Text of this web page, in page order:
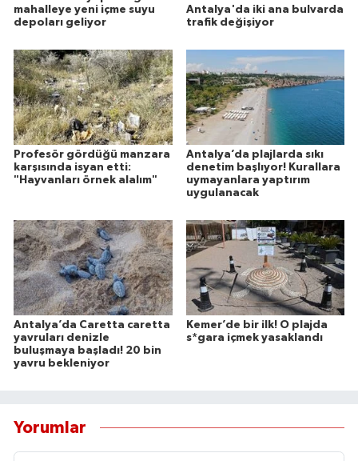
mahalleye yeni içme suyu
depoları geliyor
Antalya'da iki ana bulvarda
trafik değişiyor
Profesör gördüğü manzara
karşısında isyan etti:
"Hayvanları örnek alalım"
Antalya’da plajlarda sıkı
denetim başlıyor! Kurallara
uymayanlara yaptırım
uygulanacak
Antalya’da Caretta caretta
yavruları denizle
buluşmaya başladı! 20 bin
yavru bekleniyor
Kemer’de bir ilk! O plajda
s*gara içmek yasaklandı
Yorumlar